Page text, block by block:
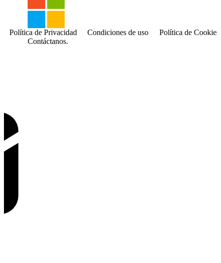
Contáctanos.
Política de Privacidad Condiciones de uso Política de Cookies